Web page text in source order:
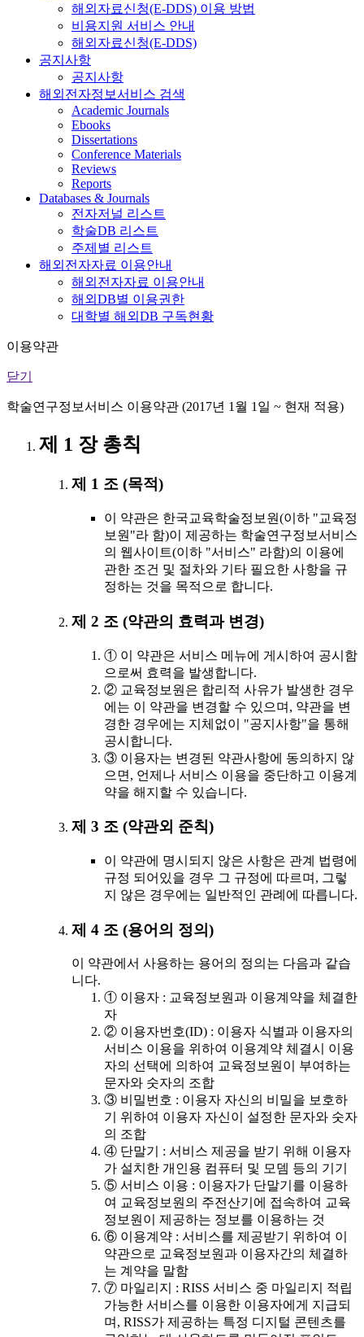
해외자료신청(E-DDS) 이용 방법
비용지원 서비스 안내
해외자료신청(E-DDS)
공지사항
공지사항
해외전자정보서비스 검색
Academic Journals
Ebooks
Dissertations
Conference Materials
Reviews
Reports
Databases & Journals
전자저널 리스트
학술DB 리스트
주제별 리스트
해외전자자료 이용안내
해외전자자료 이용안내
해외DB별 이용권한
대학별 해외DB 구독현황
이용약관
닫기
학술연구정보서비스 이용약관 (2017년 1월 1일 ~ 현재 적용)
제 1 장 총칙
제 1 조 (목적)
이 약관은 한국교육학술정보원(이하 "교육정
보원"라 함)이 제공하는 학술연구정보서비스
의 웹사이트(이하 "서비스" 라함)의 이용에
관한 조건 및 절차와 기타 필요한 사항을 규
정하는 것을 목적으로 합니다.
제 2 조 (약관의 효력과 변경)
① 이 약관은 서비스 메뉴에 게시하여 공시함
으로써 효력을 발생합니다.
② 교육정보원은 합리적 사유가 발생한 경우
에는 이 약관을 변경할 수 있으며, 약관을 변
경한 경우에는 지체없이 "공지사항"을 통해
공시합니다.
③ 이용자는 변경된 약관사항에 동의하지 않
으면, 언제나 서비스 이용을 중단하고 이용계
약을 해지할 수 있습니다.
제 3 조 (약관외 준칙)
이 약관에 명시되지 않은 사항은 관계 법령에
규정 되어있을 경우 그 규정에 따르며, 그렇
지 않은 경우에는 일반적인 관례에 따릅니다.
제 4 조 (용어의 정의)
이 약관에서 사용하는 용어의 정의는 다음과 같습
니다.
① 이용자 : 교육정보원과 이용계약을 체결한
자
② 이용자번호(ID) : 이용자 식별과 이용자의
서비스 이용을 위하여 이용계약 체결시 이용
자의 선택에 의하여 교육정보원이 부여하는
문자와 숫자의 조합
③ 비밀번호 : 이용자 자신의 비밀을 보호하
기 위하여 이용자 자신이 설정한 문자와 숫자
의 조합
④ 단말기 : 서비스 제공을 받기 위해 이용자
가 설치한 개인용 컴퓨터 및 모뎀 등의 기기
⑤ 서비스 이용 : 이용자가 단말기를 이용하
여 교육정보원의 주전산기에 접속하여 교육
정보원이 제공하는 정보를 이용하는 것
⑥ 이용계약 : 서비스를 제공받기 위하여 이
약관으로 교육정보원과 이용자간의 체결하
는 계약을 말함
⑦ 마일리지 : RISS 서비스 중 마일리지 적립
가능한 서비스를 이용한 이용자에게 지급되
며, RISS가 제공하는 특정 디지털 콘텐츠를